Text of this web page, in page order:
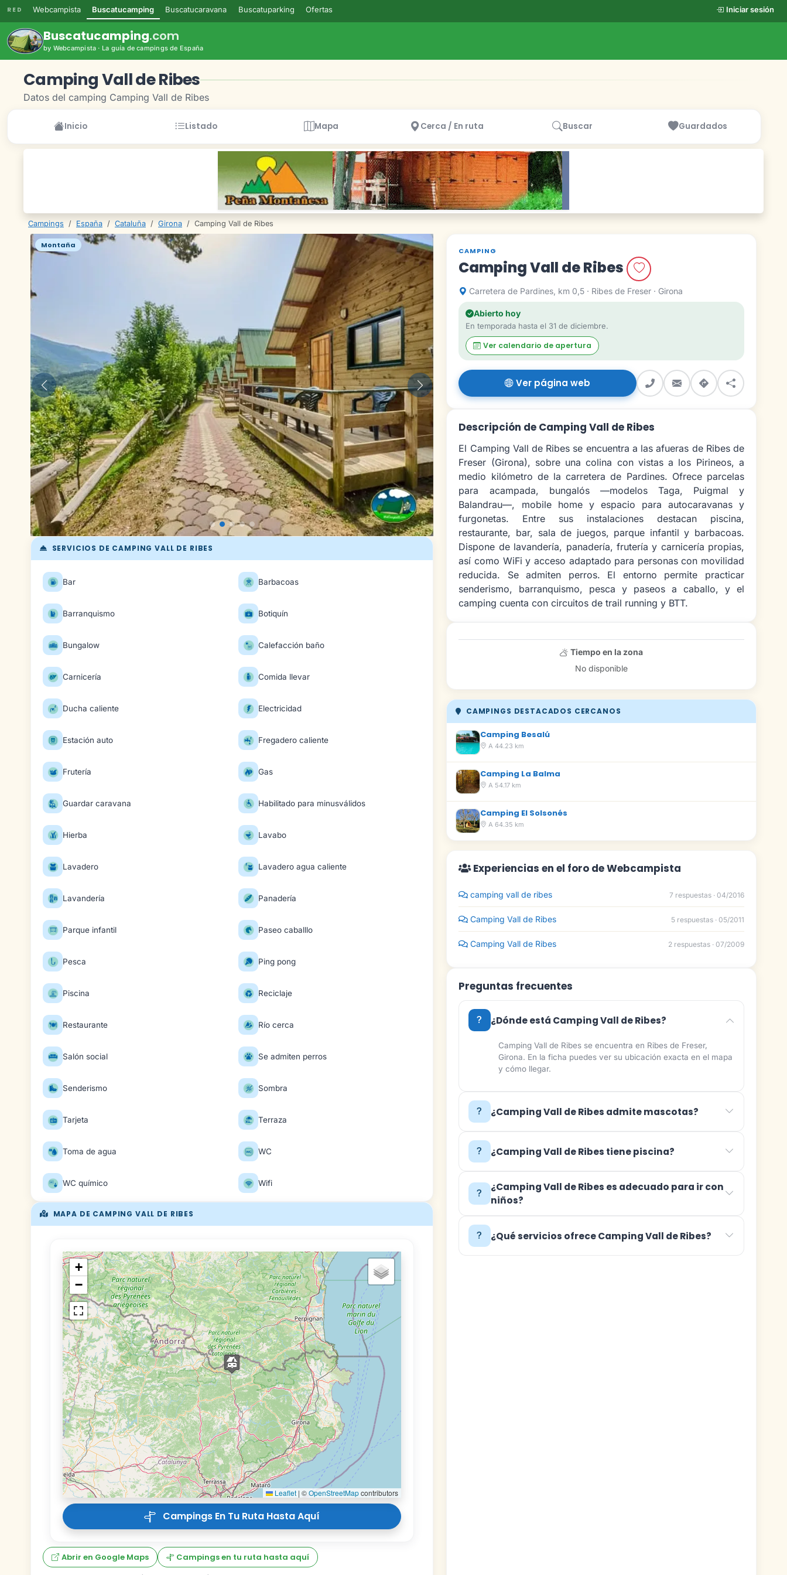
RED Webcampista Buscatucamping Buscatucaravana Buscatuparking Ofertas Iniciar sesión
Buscatucamping.com
by Webcampista · La guía de campings de España
Camping Vall de Ribes
Datos del camping Camping Vall de Ribes
Inicio Listado Mapa Cerca / En ruta Buscar Guardados
Campings / España / Cataluña / Girona / Camping Vall de Ribes
Montaña
Anterior Siguiente
SERVICIOS DE CAMPING VALL DE RIBES
Bar Barbacoas
Barranquismo Botiquín
Bungalow Calefacción baño
Carnicería Comida llevar
Ducha caliente Electricidad
Estación auto Fregadero caliente
Frutería Gas
Guardar caravana Habilitado para minusválidos
Hierba Lavabo
Lavadero Lavadero agua caliente
Lavandería Panadería
Parque infantil Paseo caballlo
Pesca Ping pong
Piscina Reciclaje
Restaurante Río cerca
Salón social Se admiten perros
Senderismo Sombra
Tarjeta Terraza
Toma de agua WC
WC químico Wifi
MAPA DE CAMPING VALL DE RIBES
+
−
Leaflet | ©OpenStreetMapcontributors
Campings En Tu Ruta Hasta Aquí
Abrir en Google Maps Campings en tu ruta hasta aquí
CAMPING
Camping Vall de Ribes
Carretera de Pardines, km 0,5 · Ribes de Freser · Girona
Abierto hoy
En temporada hasta el 31 de diciembre.
Ver calendario de apertura
Ver página web
Descripción de Camping Vall de Ribes
El Camping Vall de Ribes se encuentra a las afueras de Ribes de
Freser (Girona), sobre una colina con vistas a los Pirineos, a
medio kilómetro de la carretera de Pardines. Ofrece parcelas
para acampada, bungalós —modelos Taga, Puigmal y
Balandrau—, mobile home y espacio para autocaravanas y
furgonetas. Entre sus instalaciones destacan piscina,
restaurante, bar, sala de juegos, parque infantil y barbacoas.
Dispone de lavandería, panadería, frutería y carnicería propias,
así como WiFi y acceso adaptado para personas con movilidad
reducida. Se admiten perros. El entorno permite practicar
senderismo, barranquismo, pesca y paseos a caballo, y el
camping cuenta con circuitos de trail running y BTT.
Tiempo en la zona
No disponible
CAMPINGS DESTACADOS CERCANOS
Camping Besalú
A 44.23 km
Camping La Balma
A 54.17 km
Camping El Solsonés
A 64.35 km
Experiencias en el foro de Webcampista
camping vall de ribes 7 respuestas · 04/2016
Camping Vall de Ribes 5 respuestas · 05/2011
Camping Vall de Ribes 2 respuestas · 07/2009
Preguntas frecuentes
¿Dónde está Camping Vall de Ribes?
Camping Vall de Ribes se encuentra en Ribes de Freser,
Girona. En la ficha puedes ver su ubicación exacta en el mapa
y cómo llegar.
¿Camping Vall de Ribes admite mascotas?
¿Camping Vall de Ribes tiene piscina?
¿Camping Vall de Ribes es adecuado para ir con
niños?
¿Qué servicios ofrece Camping Vall de Ribes?